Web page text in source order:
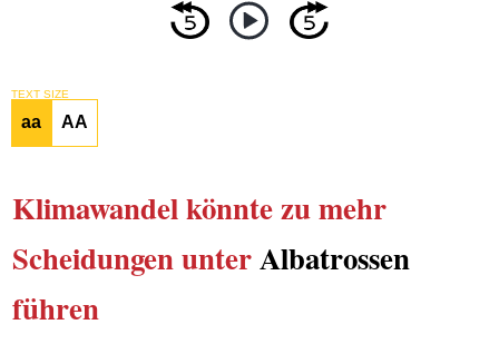
TEXT SIZE
aa AA
Klimawandelkönntezu mehr
ScheidungenunterAlbatrossen
führen